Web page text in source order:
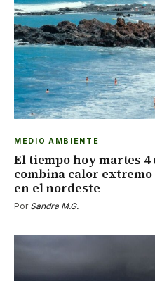
MEDIO AMBIENTE
El tiempo hoy martes 4
combina calor
en el nordeste
Por Sandra M.G.